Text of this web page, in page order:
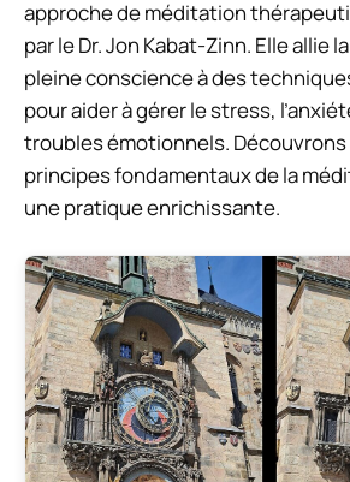
approche de méditation
par le Dr. Jon Kabat-Zinn. Elle allie
pleine conscience à des
pour aider à gérer le stress,
troubles émotionnels.
principes fondamentaux de la
une pratique enrichissante.